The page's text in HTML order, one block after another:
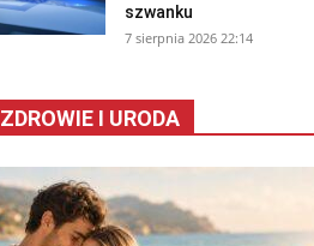
szwanku
7 sierpnia 2026 22:14
ZDROWIE I URODA